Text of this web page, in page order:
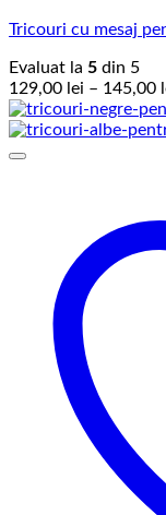
Tricouri cu mesaj
Evaluat la 5 din 5
129,00 lei – 145,00